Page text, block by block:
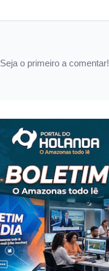
Seja o primeiro a comentar!